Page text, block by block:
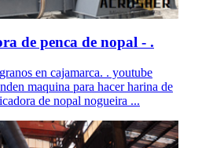
de penca de nopal - .
en cajamarca. . youtube
maquina para hacer harina de
de nopal nogueira ...